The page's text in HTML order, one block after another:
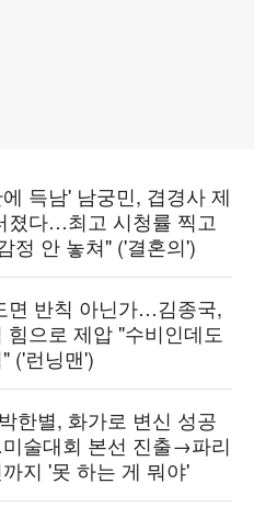
득남' 남궁민, 겹경사 제
졌다…최고 시청률 찍고
정 안 놓쳐" ('결혼의')
면 반칙 아닌가…김종국,
힘으로 제압 "수비인데도
('런닝맨')
한별, 화가로 변신 성공
술대회 본선 진출→파리
지 '못 하는 게 뭐야'